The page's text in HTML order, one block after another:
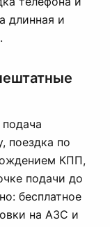
длинная и
поездка по
КПП,
подачи до
бесплатное
на АЗС и